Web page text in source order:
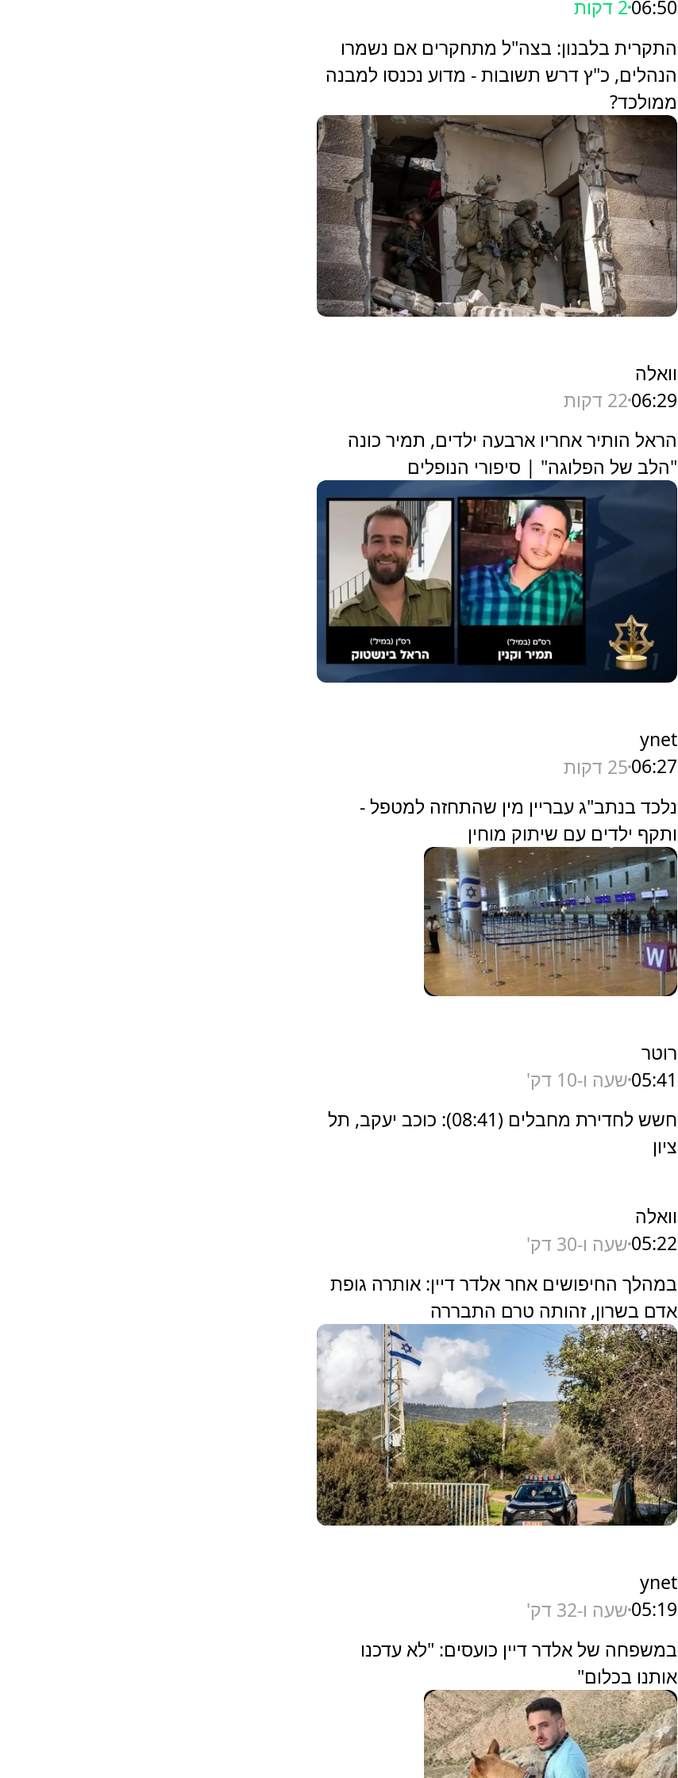
06:502 דקות
התקרית בלבנון: בצה"ל מתחקרים אם נשמרו
הנהלים, כ"ץ דרש תשובות - מדוע נכנסו למבנה
ממולכד?
וואלה
06:2922 דקות
הראל הותיר אחריו ארבעה ילדים, תמיר כונה
"הלב של הפלוגה" | סיפורי הנופלים
ynet
06:2725 דקות
נלכד בנתב"ג עבריין מין שהתחזה למטפל -
ותקף ילדים עם שיתוק מוחין
רוטר
05:41שעה ו-10 דק'
חשש לחדירת מחבלים (08:41): כוכב יעקב, תל
ציון
וואלה
05:22שעה ו-30 דק'
במהלך החיפושים אחר אלדר דיין: אותרה גופת
אדם בשרון, זהותה טרם התבררה
ynet
05:19שעה ו-32 דק'
במשפחה של אלדר דיין כועסים: "לא עדכנו
אותנו בכלום"